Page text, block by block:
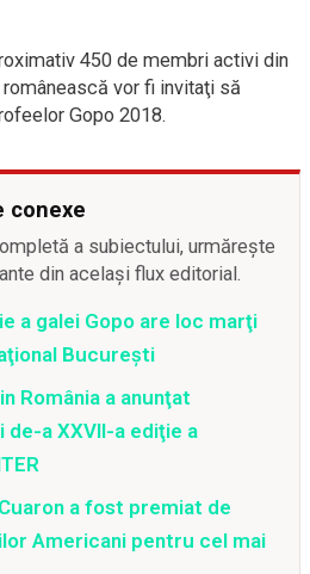
450 de membri activi din
vor fi invitaţi să
Gopo 2018.
conexe
a subiectului, urmărește
din același flux editorial.
a galei Gopo are loc marţi
Bucureşti
România a anunţat
a XXVII-a ediţie a
a fost premiat de
Americani pentru cel mai